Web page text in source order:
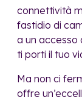
connettività
fastidio di
a un accesso
ti porti il tuo
Ma non ci
offre